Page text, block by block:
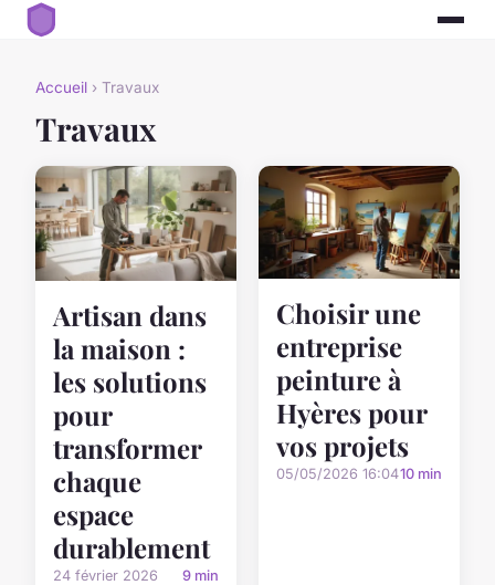
Accueil › Travaux
Travaux
Artisan dans
la maison :
les solutions
pour
transformer
chaque
espace
durablement
24 février 2026 9 min
Choisir une
entreprise
peinture à
Hyères pour
vos projets
05/05/2026 16:0410 min